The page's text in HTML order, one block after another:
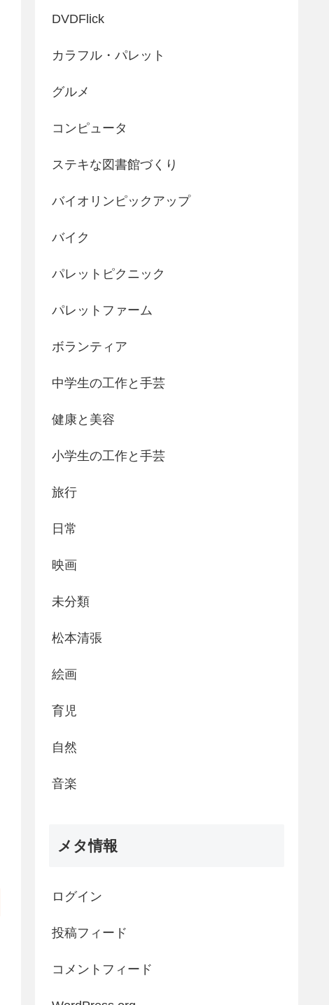
DVDFlick
カラフル・パレット
グルメ
コンピュータ
ステキな図書館づくり
バイオリンピックアップ
バイク
パレットピクニック
パレットファーム
ボランティア
中学生の工作と手芸
健康と美容
小学生の工作と手芸
旅行
日常
映画
未分類
松本清張
絵画
育児
自然
音楽
メタ情報
ログイン
投稿フィード
コメントフィード